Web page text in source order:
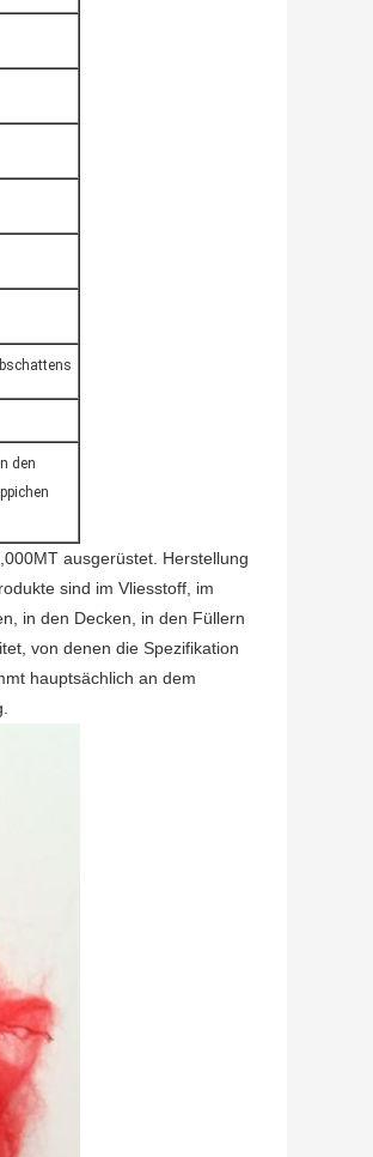
den
ausgerüstet. Herstellung
sind im Vliesstoff, im
in den Decken, in den Füllern
von denen die Spezifikation
hauptsächlich an dem